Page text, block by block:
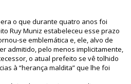
o que durante quatro anos foi
Ruy Muniz estabeleceu esse prazo
se emblemática e, ele, alvo de
admitido, pelo menos implicitamente,
o atual prefeito se vê tolhido
à “herança maldita” que lhe foi